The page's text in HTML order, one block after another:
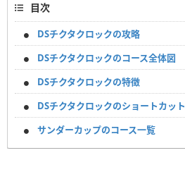
目次
DSチクタクロックの攻略
DSチクタクロックのコース全体図
DSチクタクロックの特徴
DSチクタクロックのショートカット
サンダーカップのコース一覧